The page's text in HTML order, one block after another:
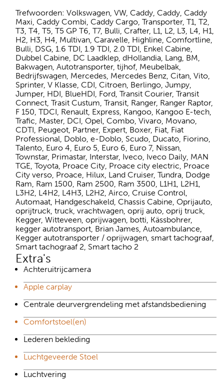
Trefwoorden: Volkswagen, VW, Caddy, Caddy, Caddy
Maxi, Caddy Combi, Caddy Cargo, Transporter, T1, T2,
T3, T4, T5, T5 GP T6, T7, Bulli, Crafter, L1, L2, L3, L4, H1,
H2, H3, H4, Multivan, Caravelle, Highline, Comfortline,
Bulli, DSG, 1.6 TDI, 1.9 TDI, 2.0 TDI, Enkel Cabine,
Dubbel Cabine, DC Laadklep, dHollandia, Lang, BM,
Bakwagen, Autotransporter, tijhof, Meubelbak,
Bedrijfswagen, Mercedes, Mercedes Benz, Citan, Vito,
Sprinter, V Klasse, CDI, Citroen, Berlingo, Jumpy,
Jumper, HDI, BlueHDI, Ford, Transit Courier, Transit
Connect, Trasit Custum, Transit, Ranger, Ranger Raptor,
F 150, TDCI, Renault, Express, Kangoo, Kangoo E-tech,
Trafic, Master, DCI, Opel, Combo, Vivaro, Movano,
CDTI, Peugeot, Partner, Expert, Boxer, Fiat, Fiat
Professional, Doblo, e-Doblo, Scudo, Ducato, Fiorino,
Talento, Euro 4, Euro 5, Euro 6, Euro 7, Nissan,
Townstar, Primastar, Interstar, Iveco, Iveco Daily, MAN
TGE, Toyota, Proace City, Proace city electric, Proace
City verso, Proace, Hilux, Land Cruiser, Tundra, Dodge
Ram, Ram 1500, Ram 2500, Ram 3500, L1H1, L2H1,
L3H2, L4H2, L4H3, L2H2, Airco, Cruise Control,
Automaat, Handgeschakeld, Chassis Cabine, Oprijauto,
oprijtruck, truck, vrachtwagen, oprij auto, oprij truck,
Kegger, Witteveen, oprijwagen, botti, Kässbohrer,
kegger autotransport, Brian James, Autoambulance,
Kegger autotransporter / oprijwagen, smart tachograaf,
Smart tachograaf 2, Smart tacho 2
Extra's
Achteruitrijcamera
Apple carplay
Centrale deurvergrendeling met afstandsbediening
Comfortstoel(en)
Lederen bekleding
Luchtgeveerde Stoel
Luchtvering